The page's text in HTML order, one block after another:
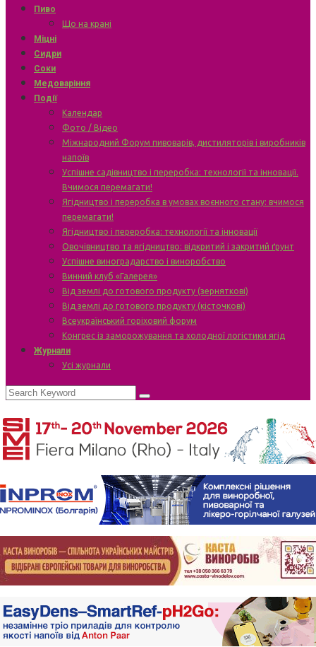
Пиво
Що на крані
Міцні
Сидри
Соки
Медоваріння
Події
Календар
Фото / Відео
Міжнародний Форум пивоварів, дистиляторів і виробників
напоїв
Успішне садівництво і переробка: технології та інновації.
Вчимося перемагати!
Ягідництво і переробка в умовах воєнного стану: вчимося
перемагати!
Ягідництво і переробка: технології та інновації
Овочівництво та ягідництво: відкритий і закритий ґрунт
Успішне виноградарство і виноробство
Винний клуб «Галерея»
Від землі до готового продукту (зерняткові)
Від землі до готового продукту (кісточкові)
Всеукраїнський горіховий форум
Конгрес із заморожування та холодної логістики ягід
Журнали
Усі журнали